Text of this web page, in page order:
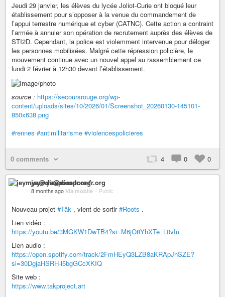
Jeudi 29 janvier, les élèves du lycée Joliot-Curie ont bloqué leur
établissement pour s’opposer à la venue du commandement de
l’appui terrestre numérique et cyber (CATNC). Cette action a contraint
l’armée à annuler son opération de recrutement auprès des élèves de
STI2D. Cependant, la police est violemment intervenue pour déloger
les personnes mobilisées. Malgré cette répression policière, le
mouvement continue avec un nouvel appel au rassemblement ce
lundi 2 février à 12h30 devant l’établissement.
source : https://secoursrouge.org/wp-
content/uploads/sites/10/2026/01/Screenshot_20260130-145101-
850x638.png
#rennes #antimilitarisme #violencespolicieres
0 comments 4 0 0
jeymya@diaspora-fr.org
8 months ago Via mobile – Public
Nouveau projet #Tâk , vient de sortir#Roots .
Lien vidéo :
https://youtu.be/3MGKW1DwTB4?si=M6jO8YhXTe_L0vIu
Lien audio :
https://open.spotify.com/track/2FmHEyQ3LZB8aKRApJhSZE?
si=30DgjaHSRH-l5bgGCcXKIQ
Site web :
https://www.takproject.art